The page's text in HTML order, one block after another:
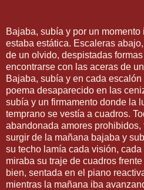
Bajaba, subía y por un
estaba estática. Escaleras
de un olvido, despistadas formas
encontrarse con las aceras de
Bajaba, subía y en cada
poema desaparecido en las
subía y un firmamento donde la
temprano se vestía a cuadros.
abandonada amores prohibidos,
surgir de la mañana bajaba y
su techo lamía cada visión,
miraba su traje de cuadros
bien, sentada en el piano
mientras la mañana iba